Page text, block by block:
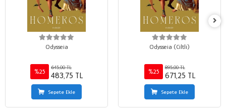
Odysseia
%25
645,00 TL
483,75 TL
Sepete Ekle
Odysseia (Ciltli)
%25
895,00 TL
671,25 TL
Sepete Ekle